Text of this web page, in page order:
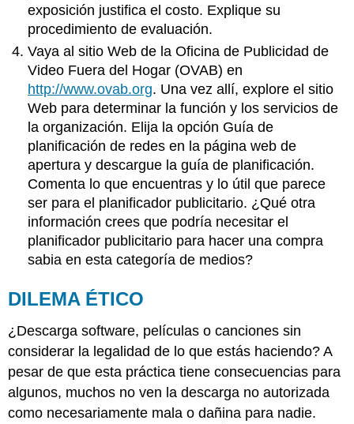
exposición justifica el costo. Explique su
procedimiento de evaluación.
Vaya al sitio Web de la Oficina de Publicidad de
Video Fuera del Hogar (OVAB) en
http://www.ovab.org. Una vez allí, explore el sitio
Web para determinar la función y los servicios de
la organización. Elija la opción Guía de
planificación de redes en la página web de
apertura y descargue la guía de planificación.
Comenta lo que encuentras y lo útil que parece
ser para el planificador publicitario. ¿Qué otra
información crees que podría necesitar el
planificador publicitario para hacer una compra
sabia en esta categoría de medios?
DILEMA ÉTICO
¿Descarga software, películas o canciones sin
considerar la legalidad de lo que estás haciendo? A
pesar de que esta práctica tiene consecuencias para
algunos, muchos no ven la descarga no autorizada
como necesariamente mala o dañina para nadie.